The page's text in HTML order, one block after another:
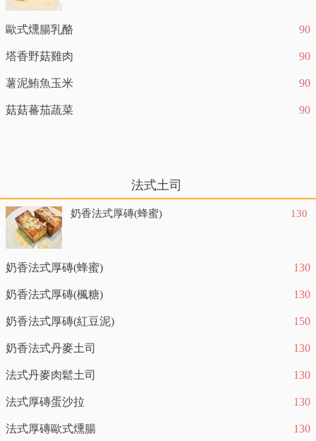
歐式燻腸乳酪 90
塔香野菇雞肉 90
薯泥鮪魚玉米 90
菇菇蕃茄蔬菜 90
法式土司
奶香法式厚磚(蜂蜜) 130
奶香法式厚磚(蜂蜜) 130
奶香法式厚磚(楓糖) 130
奶香法式厚磚(紅豆泥) 150
奶香法式丹麥土司 130
法式丹麥肉鬆土司 130
法式厚磚蛋沙拉 130
法式厚磚歐式燻腸 130